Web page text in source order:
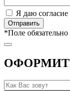
Я даю
*Поле